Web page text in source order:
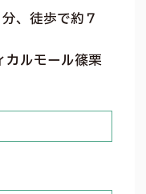
、徒歩で約７
カルモール篠栗